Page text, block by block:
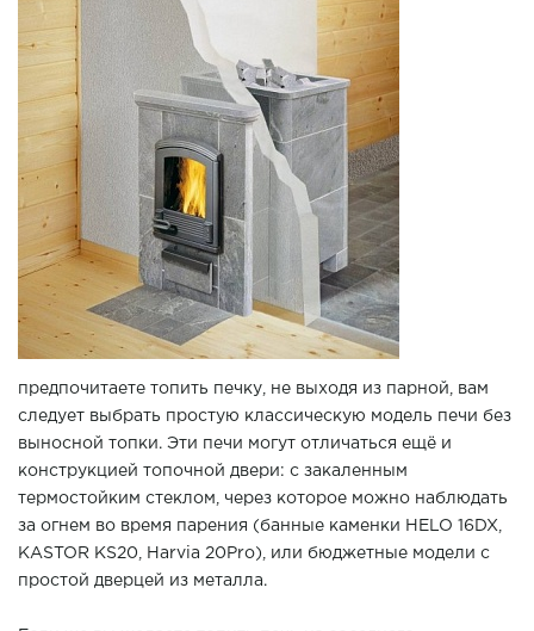
предпочитаете топить печку, не выходя из парной, вам
следует выбрать простую классическую модель печи без
выносной топки. Эти печи могут отличаться ещё и
конструкцией топочной двери: с закаленным
термостойким стеклом, через которое можно наблюдать
за огнем во время парения (банные каменки HELO 16DX,
KASTOR KS20, Harvia 20Pro), или бюджетные модели с
простой дверцей из металла.